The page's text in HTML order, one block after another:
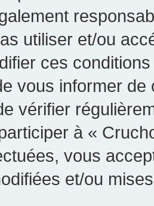
utiliser et/ou
ces
vous informer
vérifier
à «
vous
et/ou